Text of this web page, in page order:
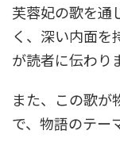
芙蓉妃の歌を通
く、深い内面を
が読者に伝わり
また、この歌が
で、物語のテー